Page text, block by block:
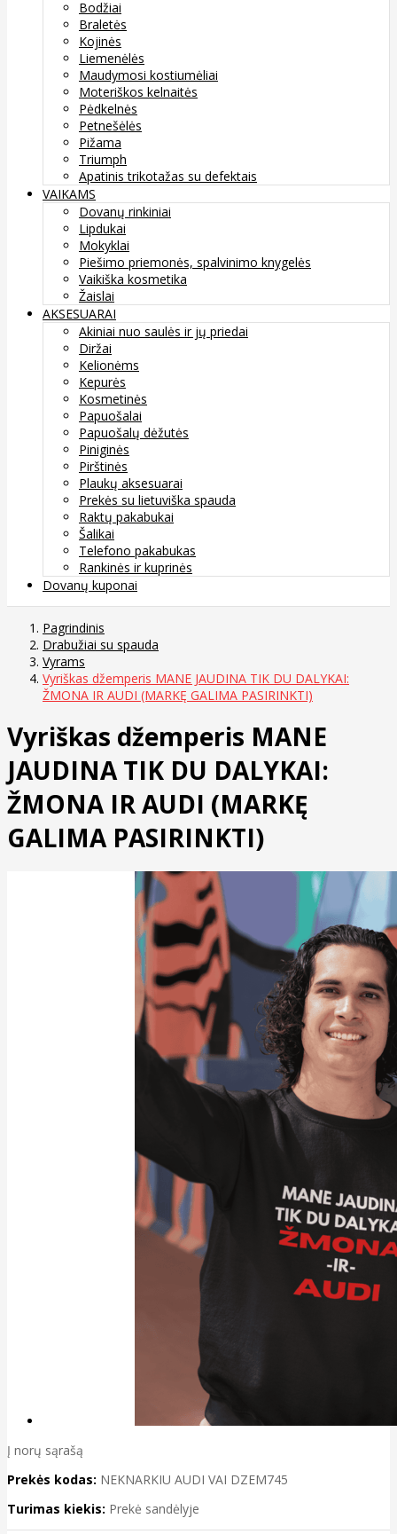
Bodžiai
Braletės
Kojinės
Liemenėlės
Maudymosi kostiumėliai
Moteriškos kelnaitės
Pėdkelnės
Petnešėlės
Pižama
Triumph
Apatinis trikotažas su defektais
VAIKAMS
Dovanų rinkiniai
Lipdukai
Mokyklai
Piešimo priemonės, spalvinimo knygelės
Vaikiška kosmetika
Žaislai
AKSESUARAI
Akiniai nuo saulės ir jų priedai
Diržai
Kelionėms
Kepurės
Kosmetinės
Papuošalai
Papuošalų dėžutės
Piniginės
Pirštinės
Plaukų aksesuarai
Prekės su lietuviška spauda
Raktų pakabukai
Šalikai
Telefono pakabukas
Rankinės ir kuprinės
Dovanų kuponai
Pagrindinis
Drabužiai su spauda
Vyrams
Vyriškas džemperis MANE JAUDINA TIK DU DALYKAI:
ŽMONA IR AUDI (MARKĘ GALIMA PASIRINKTI)
Vyriškas džemperis MANE
JAUDINA TIK DU DALYKAI:
ŽMONA IR AUDI (MARKĘ
GALIMA PASIRINKTI)
Į norų sąrašą
Prekės kodas: NEKNARKIU AUDI VAI DZEM745
Turimas kiekis: Prekė sandėlyje